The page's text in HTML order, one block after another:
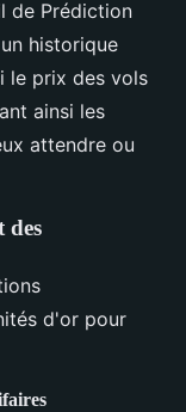
de Prédiction
historique
le prix des vols
ainsi les
attendre ou
des
d'or pour